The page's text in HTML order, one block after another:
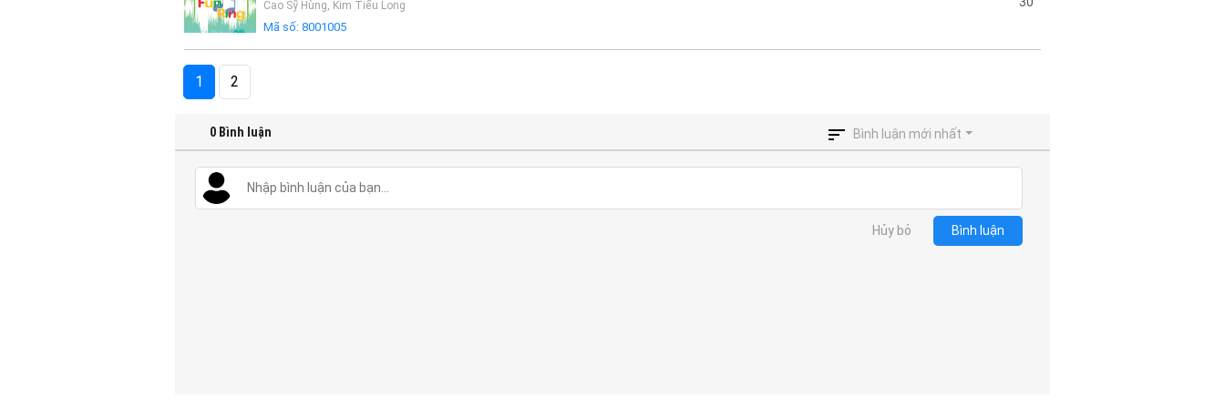
Cao Sỹ Hùng, Kim Tiểu Long
Mã số: 8001005
1 2
0 Bình luận Bình luận mới nhất
Hủy bỏ Bình luận